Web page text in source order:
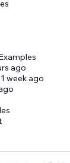
ago
week ago